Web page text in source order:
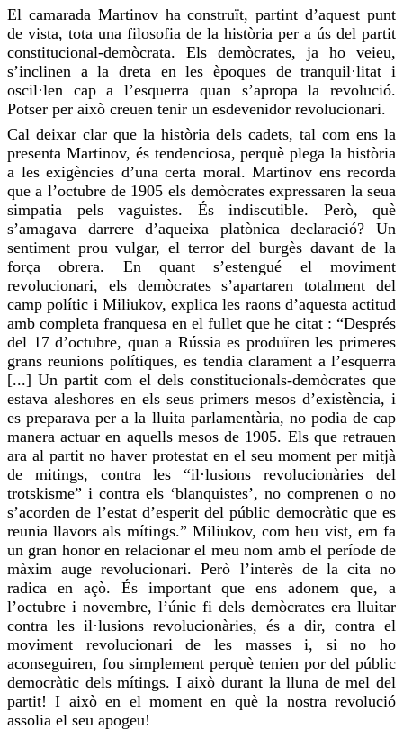
El camarada Martinovha construït, partint d’aquest punt
de vista, tota una filosofia de la història per a ús del partit
constitucional-demòcrata. Els demòcrates, ja ho veieu,
s’inclinen a la dreta en les èpoques de tranquil·litat i
oscil·len cap a l’esquerra quan s’apropa la revolució.
Potser per això creuen tenir un esdevenidor revolucionari.
Cal deixar clar que la història dels cadets, tal com ens la
presenta Martinov, és tendenciosa, perquè plega la història
a les exigències d’una certa moral. Martinov ens recorda
que a l’octubre de 1905 els demòcrates expressaren la seua
simpatia pels vaguistes. És indiscutible. Però, què
s’amagava darrere d’aqueixa platònica declaració? Un
sentiment prou vulgar, el terror del burgès davant de la
força obrera. En quant s’estengué el moviment
revolucionari, els demòcrates s’apartaren totalment del
camp polític i Miliukov, explica les raons d’aquesta actitud
ambcompleta franquesa en el fullet que he citat : “Després
del 17 d’octubre, quan a Rússia es produïren les primeres
grans reunions polítiques, es tendia clarament a l’esquerra
[...] Un partit com el dels constitucionals-demòcrates que
estava aleshores en els seus primers mesos d’existència, i
es preparava per a la lluita parlamentària, no podia de cap
manera actuar en aquells mesos de 1905. Els que retrauen
ara al partit no haver protestat en el seu moment per mitjà
de mitings, contra les “il·lusions revolucionàries del
trotskisme” i contra els ‘blanquistes’, no comprenen o no
s’acorden de l’estat d’esperit del públic democràtic que es
reunia llavors als mítings.” Miliukov, com heu vist, em fa
un gran honor en relacionar el meu nom amb el període de
màxim auge revolucionari. Però l’interès de la cita no
radica en açò. És important que ens adonem que, a
l’octubre i novembre, l’únic fi dels demòcrates era lluitar
contra les il·lusions revolucionàries, és a dir, contra el
moviment revolucionari de les masses i, si no ho
aconseguiren, fousimplement perquè tenien por del públic
democràtic dels mítings. I això durant la lluna de mel del
partit! I això en el moment en què la nostra revolució
assolia el seu apogeu!